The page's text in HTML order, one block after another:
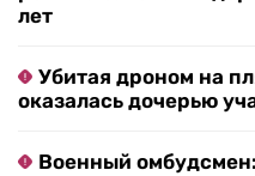
лет
Убитая дроном на
оказалась дочерью
Военный